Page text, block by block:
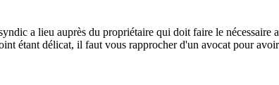
a lieu auprès du propriétaire qui doit faire le
étant délicat, il faut vous rapprocher d'un avocat pour